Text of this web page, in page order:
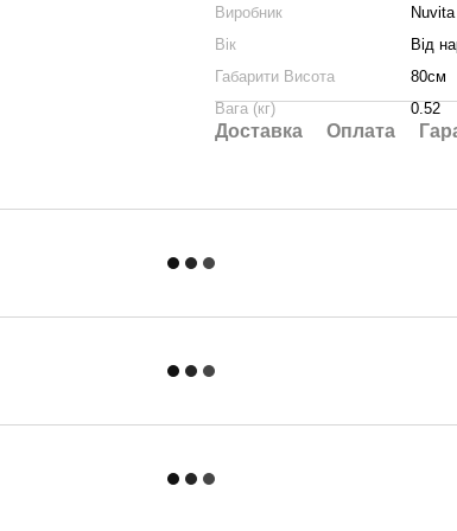
Виробник
Nuvita
Вік
Від
Габарити Висота
80см
Вага (кг)
0.52
Доставка Оплата